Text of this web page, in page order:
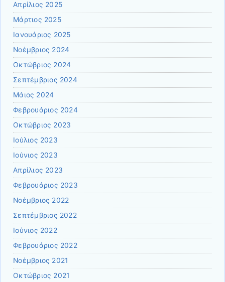
Απρίλιος 2025
Μάρτιος 2025
Ιανουάριος 2025
Νοέμβριος 2024
Οκτώβριος 2024
Σεπτέμβριος 2024
Μάιος 2024
Φεβρουάριος 2024
Οκτώβριος 2023
Ιούλιος 2023
Ιούνιος 2023
Απρίλιος 2023
Φεβρουάριος 2023
Νοέμβριος 2022
Σεπτέμβριος 2022
Ιούνιος 2022
Φεβρουάριος 2022
Νοέμβριος 2021
Οκτώβριος 2021